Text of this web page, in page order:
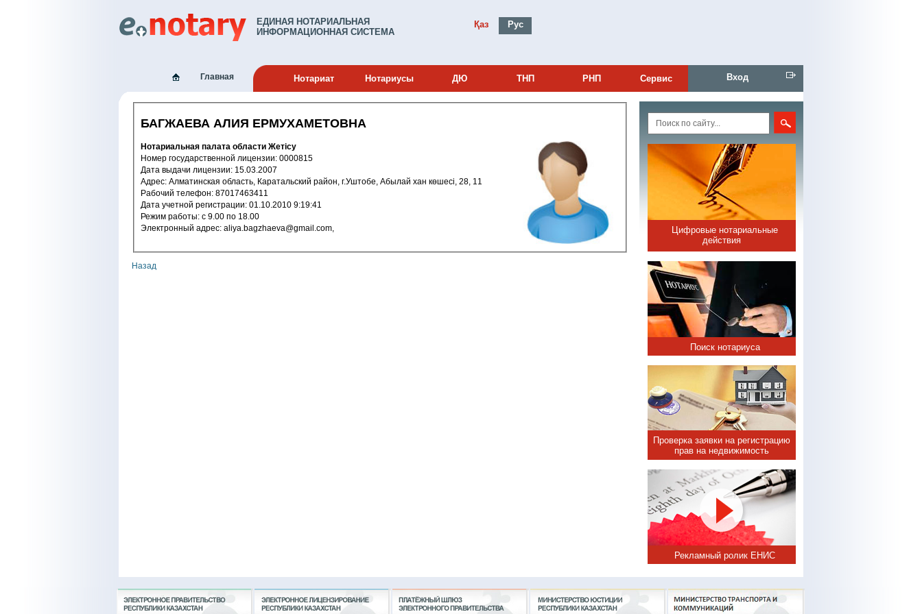
ЕДИНАЯ НОТАРИАЛЬНАЯ
ИНФОРМАЦИОННАЯ СИСТЕМА
Қаз Рус
Главная Нотариат Нотариусы ДЮ ТНП РНП Сервис Вход
БАГЖАЕВА АЛИЯ ЕРМУХАМЕТОВНА
Нотариальная палата области Жетісу
Номер государственной лицензии: 0000815
Дата выдачи лицензии: 15.03.2007
Адрес: Алматинская область, Каратальский район, г.Уштобе, Абылай хан көшесі, 28, 11
Рабочий телефон: 87017463411
Дата учетной регистрации: 01.10.2010 9:19:41
Режим работы: с 9.00 по 18.00
Электронный адрес: aliya.bagzhaeva@gmail.com,
Назад
Цифровые нотариальные
действия
Поиск нотариуса
Проверка заявки на регистрацию
прав на недвижимость
Рекламный ролик ЕНИС